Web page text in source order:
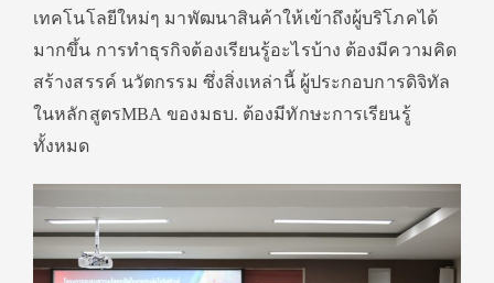
เทคโนโลยีใหม่ๆ มาพัฒนาสินค้าให้เข้าถึงผู้บริโภคได้
มากขึ้น การทำธุรกิจต้องเรียนรู้อะไรบ้าง ต้องมีความคิด
สร้างสรรค์ นวัตกรรม ซึ่งสิ่งเหล่านี้ ผู้ประกอบการดิจิทัล
ในหลักสูตรMBA ของมธบ. ต้องมีทักษะการเรียนรู้
ทั้งหมด